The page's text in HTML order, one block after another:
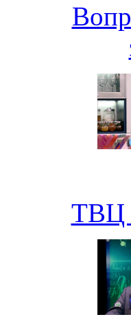
ТВЦ